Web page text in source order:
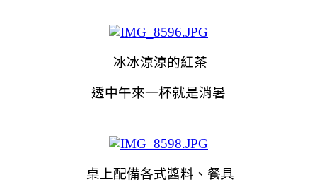
冰冰涼涼的紅茶
透中午來一杯就是消暑
桌上配備各式醬料、餐具